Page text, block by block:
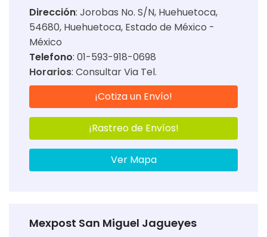
Dirección: Jorobas No. S/N, Huehuetoca,
54680, Huehuetoca, Estado de México -
México
Telefono: 01-593-918-0698
Horarios: Consultar Via Tel.
¡Cotiza un Envío!
¡Rastreo de Envíos!
Ver Mapa
Mexpost San Miguel Jagueyes